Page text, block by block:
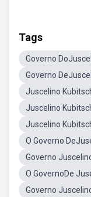
Tags
Governo
Governo
Juscelino
Juscelino
Juscelino
O Governo
Governo
O GovernoDe
Governo